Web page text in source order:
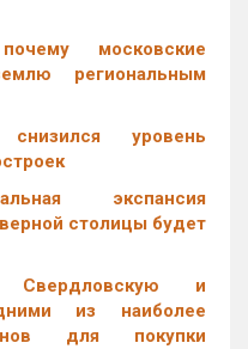
московские
региональным
уровень
экспансия
столицы будет
Свердловскую и
из наиболее
для покупки